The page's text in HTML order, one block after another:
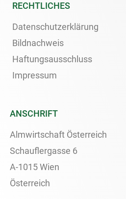
RECHTLICHES
Datenschutzerklärung
Bildnachweis
Haftungsausschluss
Impressum
ANSCHRIFT
Almwirtschaft Österreich
Schauflergasse 6
A-1015 Wien
Österreich